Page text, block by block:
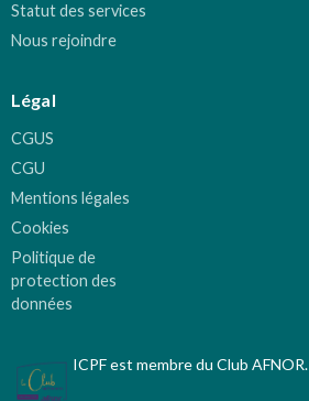
Statut des services
Nous rejoindre
Légal
CGUS
CGU
Mentions légales
Cookies
Politique de
protection des
données
ICPF est membre du Club AFNOR.